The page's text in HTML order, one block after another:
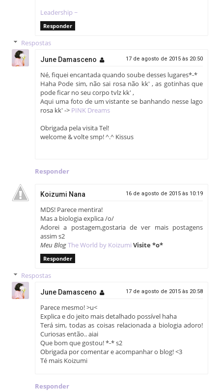
Leadership ~
Responder
Respostas
June Damasceno 17 de agosto de 2015 às 20:50
Né, fiquei encantada quando soube desses lugares*-*
Haha Pode sim, não sai rosa não kk' , as gotinhas que
pode ficar no seu corpo tvlz kk' ,
Aqui uma foto de um vistante se banhando nesse lago
rosa kk' -> PINK Dreams
Obrigada pela visita Tel!
welcome & volte smp! ^.^ Kissus
Responder
Koizumi Nana 16 de agosto de 2015 às 10:19
MDS! Parece mentira!
Mas a biologia explica /o/
Adorei a postagem,gostaria de ver mais postagens
assim s2
Meu BlogThe World by Koizumi Visite *o*
Responder
Respostas
June Damasceno 17 de agosto de 2015 às 20:58
Parece mesmo! >u<
Explica e do jeito mais detalhado possível haha
Terá sim, todas as coisas relacionada a biologia adoro!
Curiosas então.. aiai
Que bom que gostou! *-* s2
Obrigada por comentar e acompanhar o blog! <3
Té mais Koizumi
Responder